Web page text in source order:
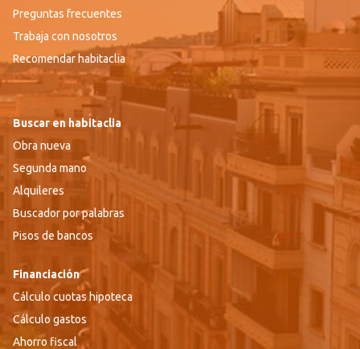
Preguntas frecuentes
Trabaja con nosotros
Recomendar habitaclia
Buscar en habitaclia
Obra nueva
Segunda mano
Alquileres
Buscador por palabras
Pisos de bancos
Financiación
Cálculo cuotas hipoteca
Cálculo gastos
Ahorro fiscal